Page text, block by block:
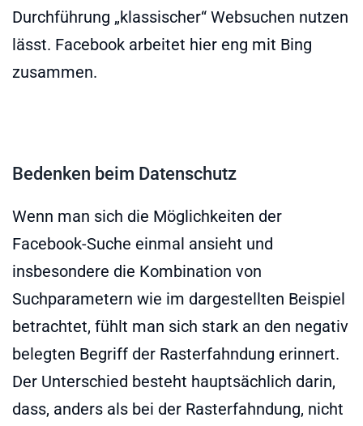
Durchführung „klassischer“ Websuchen nutzen
lässt. Facebook arbeitet hier eng mit Bing
zusammen.
Bedenken beim Datenschutz
Wenn man sich die Möglichkeiten der
Facebook-Suche einmal ansieht und
insbesondere die Kombination von
Suchparametern wie im dargestellten Beispiel
betrachtet, fühlt man sich stark an den negativ
belegten Begriff der Rasterfahndung erinnert.
Der Unterschied besteht hauptsächlich darin,
dass, anders als bei der Rasterfahndung, nicht